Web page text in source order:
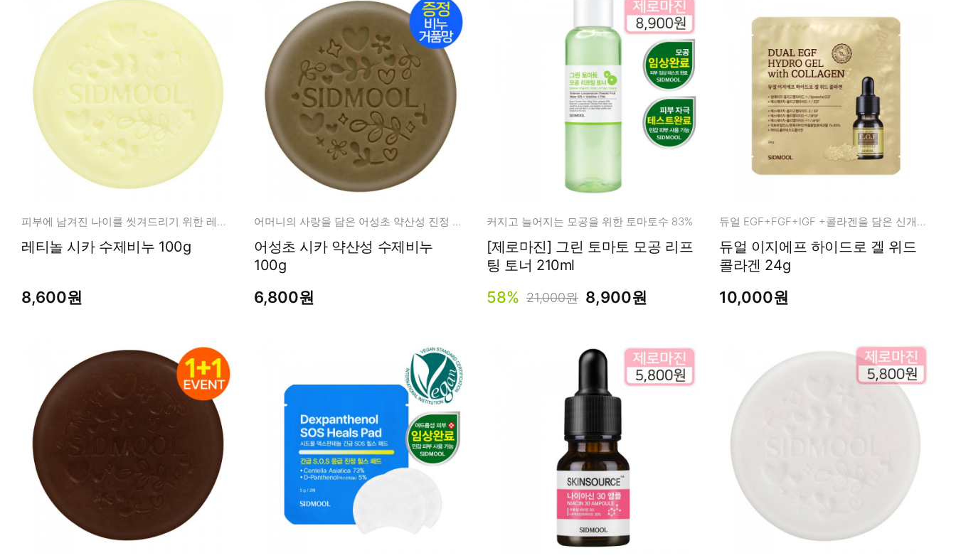
피부에 남겨진 나이를 씻겨드리기 위한 레티놀시카 비누
레티놀 시카 수제비누 100g
8,600원
어머니의 사랑을 담은 어성초 약산성 진정 클렌징!
어성초 시카 약산성 수제비누
100g
6,800원
커지고 늘어지는 모공을 위한 토마토수 83%
[제로마진] 그린 토마토 모공 리프
팅 토너 210ml
58% 21,000원 8,900원
듀얼 EGF+FGF+IGF +콜라겐을 담은 신개념 에이징 멀티 케어
듀얼 이지에프 하이드로 겔 위드
콜라겐 24g
10,000원